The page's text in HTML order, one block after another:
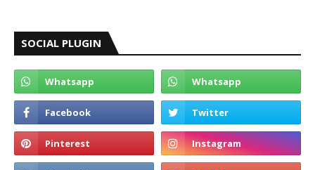
SOCIAL PLUGIN